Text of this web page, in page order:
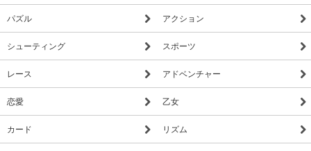
パズル アクション
シューティング スポーツ
レース アドベンチャー
恋愛 乙女
カード リズム